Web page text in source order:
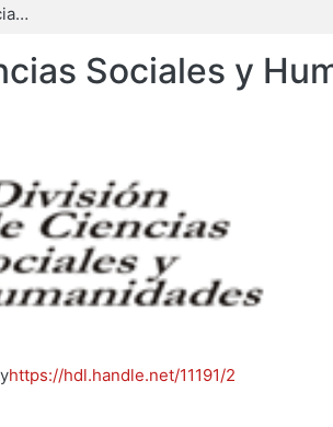
División de Ciencias Sociales y Humanidades
Sociales y
https://hdl.handle.net/11191/2